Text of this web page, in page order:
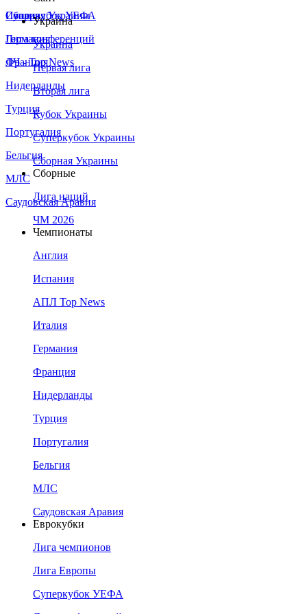
Сборная Украины
Италия
Германия
Франция
Нидерланды
Турция
Португалия
Бельгия
МЛС
Саудовская Аравия
Суперкубок УЕФА
Лига конференций
ЛЧ - Top News
Украина
Украина
Первая лига
Вторая лига
Кубок Украины
Суперкубок Украины
Сборная Украины
Сборные
Лига наций
ЧМ 2026
Чемпионаты
Англия
Испания
АПЛ Top News
Италия
Германия
Франция
Нидерланды
Турция
Португалия
Бельгия
МЛС
Саудовская Аравия
Еврокубки
Лига чемпионов
Лига Европы
Суперкубок УЕФА